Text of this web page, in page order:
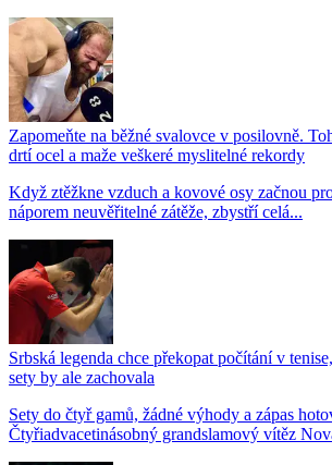
Zapomeňte na běžné svalovce v posilovně.
drtí ocel a maže veškeré myslitelné rekordy
Když ztěžkne vzduch a kovové osy začnou
náporem neuvěřitelné zátěže, zbystří celá...
Srbská legenda chce překopat počítání v
sety by ale zachovala
Sety do čtyř gamů, žádné výhody a zápas
Čtyřiadvacetinásobný grandslamový vítěz